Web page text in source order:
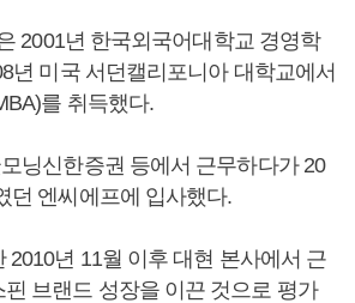
2001년 한국외국어대학교 경영학
년 미국 서던캘리포니아 대학교에서
를 취득했다.
닝신한증권 등에서 근무하다가 20
던 엔씨에프에 입사했다.
2010년 11월 이후 대현 본사에서 근
브랜드 성장을 이끈 것으로 평가